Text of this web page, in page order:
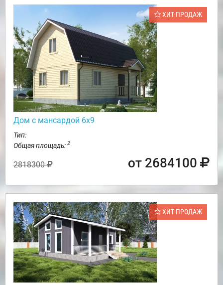
ХИТ ПРОДАЖ
Дом с мансардой 6х9
Тип:
Общая площадь: 2
2818300 от 2684100
ХИТ ПРОДАЖ